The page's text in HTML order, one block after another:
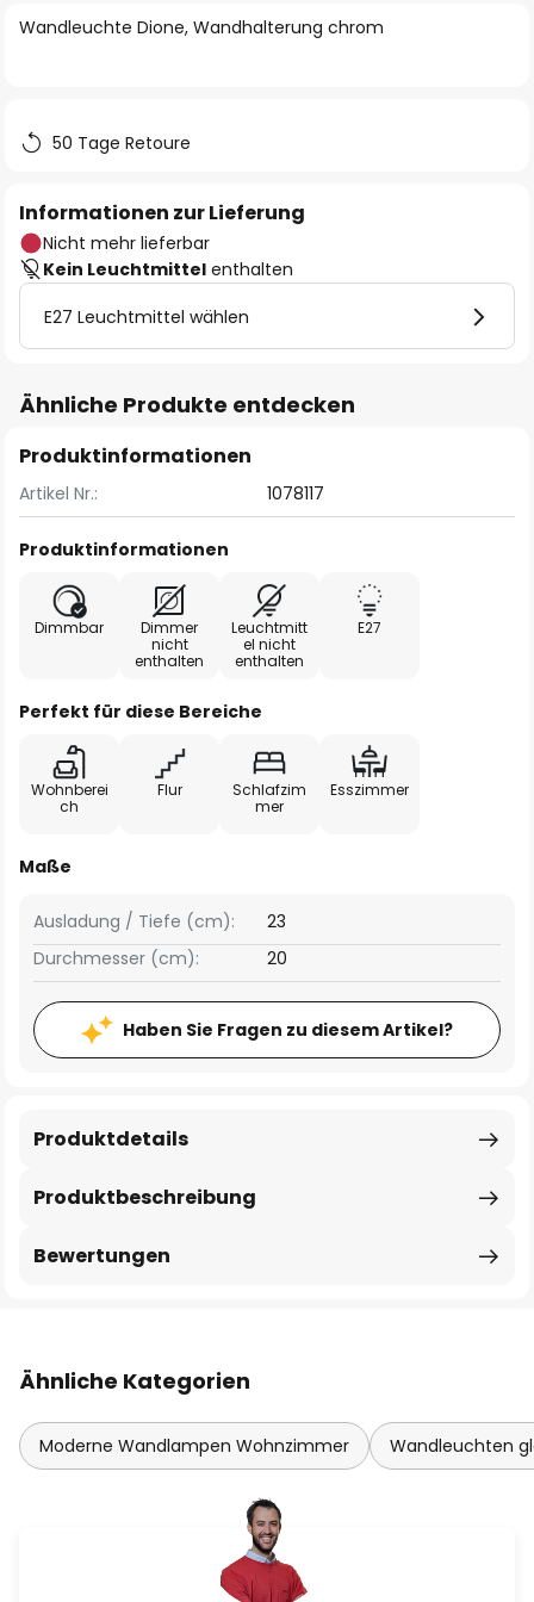
Wandleuchte Dione, Wandhalterung chrom
50 Tage Retoure
Informationen zur Lieferung
Nicht mehr lieferbar
Kein Leuchtmittel enthalten
E27 Leuchtmittel wählen
Ähnliche Produkte entdecken
Produktinformationen
Artikel Nr.: 1078117
Produktinformationen
Dimmbar
Dimmer
nicht
enthalten
Leuchtmitt
el nicht
enthalten
E27
Perfekt für diese Bereiche
Wohnberei
ch
Flur
Schlafzim
mer
Esszimmer
Maße
Ausladung / Tiefe (cm):
23
Durchmesser (cm):
20
Haben Sie Fragen zu diesem Artikel?
Produktbeschreibung
Produktdetails
Bewertungen
Ähnliche Kategorien
Moderne Wandlampen Wohnzimmer Wandleuchten